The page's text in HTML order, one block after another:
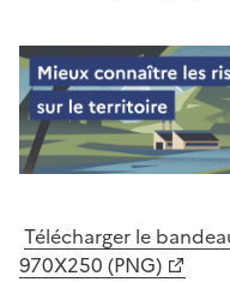
Télécharger le
970X250 (PNG)